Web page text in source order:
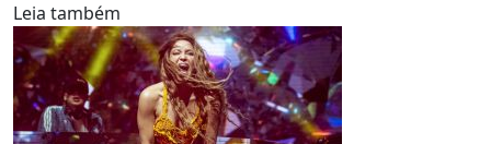
Leia também